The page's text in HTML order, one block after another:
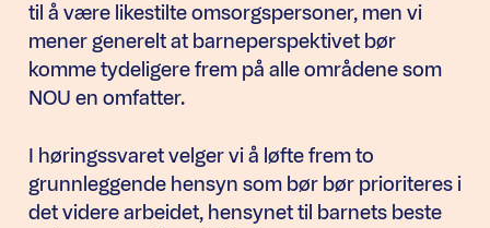
til å være likestilte omsorgspersoner, men vi
mener generelt at barneperspektivet bør
komme tydeligere frem på alle områdene som
NOU en omfatter.
I høringssvaret velger vi å løfte frem to
grunnleggende hensyn som bør bør prioriteres i
det videre arbeidet, hensynet til barnets beste